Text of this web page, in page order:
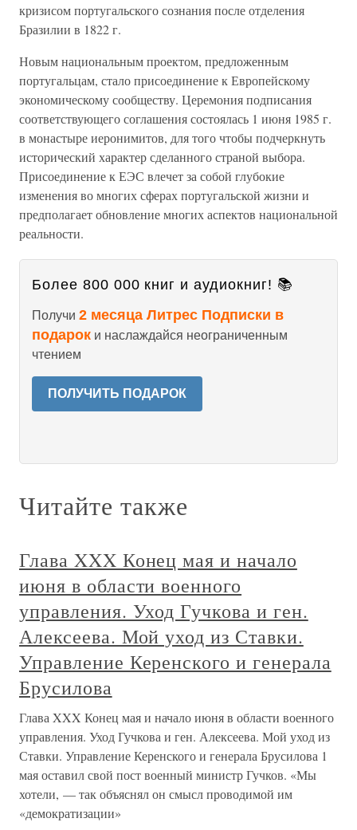
кризисом португальского сознания после отделения
Бразилии в 1822 г.
Новым национальным проектом, предложенным
португальцам, стало присоединение к Европейскому
экономическому сообществу. Церемония подписания
соответствующего соглашения состоялась 1 июня 1985 г.
в монастыре иеронимитов, для того чтобы подчеркнуть
исторический характер сделанного страной выбора.
Присоединение к ЕЭС влечет за собой глубокие
изменения во многих сферах португальской жизни и
предполагает обновление многих аспектов национальной
реальности.
Более 800 000 книг и аудиокниг! 📚
Получи 2 месяца Литрес Подписки в
подарок и наслаждайся неограниченным
чтением
ПОЛУЧИТЬ ПОДАРОК
Читайте также
Глава XXX Конец мая и начало
июня в области военного
управления. Уход Гучкова и ген.
Алексеева. Мой уход из Ставки.
Управление Керенского и генерала
Брусилова
Глава XXX Конец мая и начало июня в области военного
управления. Уход Гучкова и ген. Алексеева. Мой уход из
Ставки. Управление Керенского и генерала Брусилова 1
мая оставил свой пост военный министр Гучков. «Мы
хотели, — так объяснял он смысл проводимой им
«демократизации»